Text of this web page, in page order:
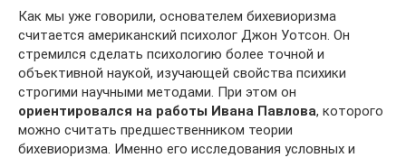
Как мы уже говорили, основателем бихевиоризма
считается американский психолог Джон Уотсон. Он
стремился сделать психологию более точной и
объективной наукой, изучающей свойства психики
строгими научными методами. При этом он
ориентировался на работы Ивана Павлова, которого
можно считать предшественником теории
бихевиоризма. Именно его исследования условных и